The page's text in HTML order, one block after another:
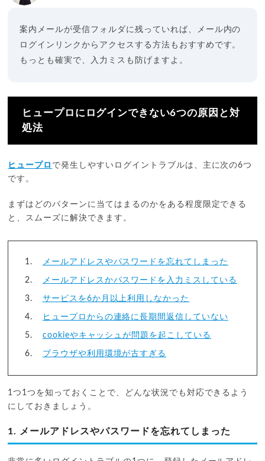
案内メールが受信フォルダに残っていれば、メール内の
ログインリンクからアクセスする方法もおすすめです。
もっとも確実で、入力ミスも防げますよ。
ヒュープロにログインできない6つの原因と対
処法
ヒュープロ で発生しやすいログイントラブルは、主に次の6つ
です。
まずはどのパターンに当てはまるのかをある程度限定できる
と、スムーズに解決できます。
メールアドレスやパスワードを忘れてしまった
メールアドレスかパスワードを入力ミスしている
サービスを6か月以上利用しなかった
ヒュープロからの連絡に長期間返信していない
cookieやキャッシュが問題を起こしている
ブラウザや利用環境が古すぎる
1つ1つを知っておくことで、どんな状況でも対応できるよう
にしておきましょう。
1. メールアドレスやパスワードを忘れてしまった